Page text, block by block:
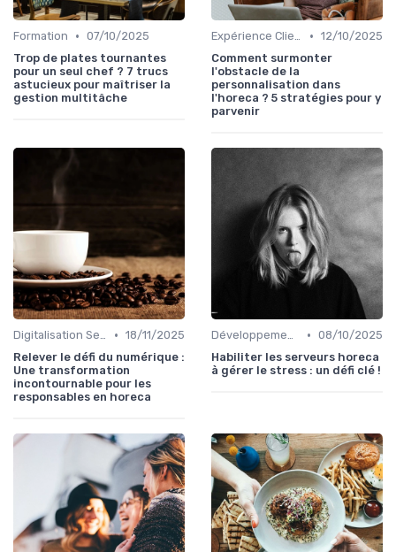
Formation • 07/10/2025
Trop de plates tournantes
pour un seul chef ? 7 trucs
astucieux pour maîtriser la
gestion multitâche
Expérience Client • 12/10/2025
Comment surmonter
l'obstacle de la
personnalisation dans
l'horeca ? 5 stratégies pour y
parvenir
Digitalisation Services • 18/11/2025
Relever le défi du numérique :
Une transformation
incontournable pour les
responsables en horeca
Développement personnel • 08/10/2025
Habiliter les serveurs horeca
à gérer le stress : un défi clé !